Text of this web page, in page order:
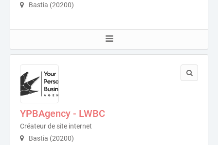
Bastia (20200)
YPBAgency - LWBC
Créateur de site internet
Bastia (20200)